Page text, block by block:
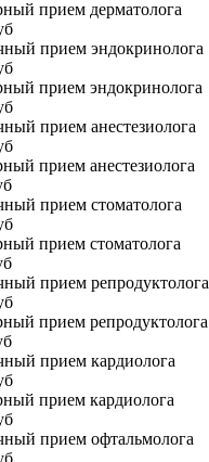
прием дерматолога
прием эндокринолога
прием эндокринолога
прием анестезиолога
прием анестезиолога
прием стоматолога
прием стоматолога
прием репродуктолога
прием репродуктолога
прием кардиолога
прием кардиолога
прием офтальмолога